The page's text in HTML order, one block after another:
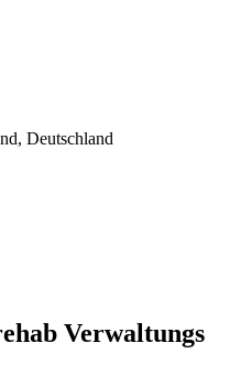
Deutschland
Verwaltungs